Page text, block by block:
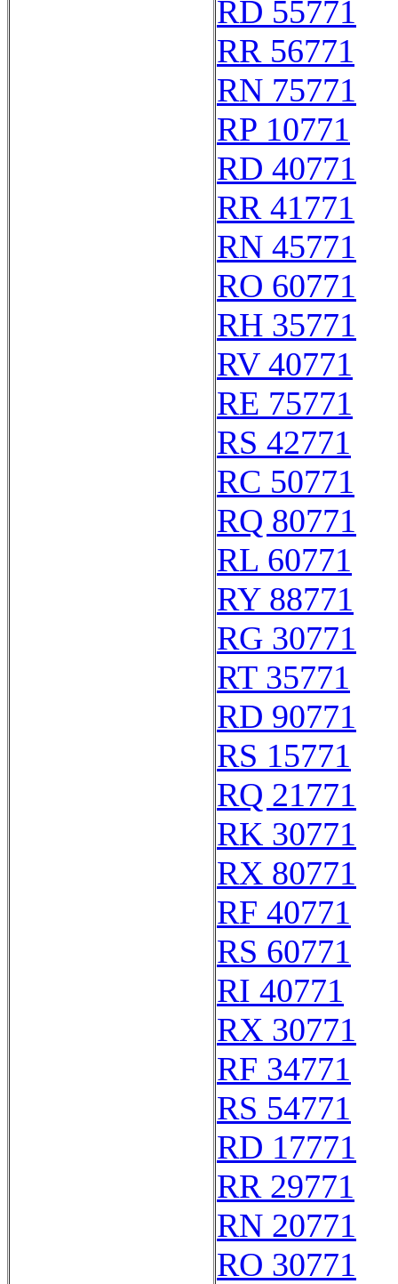
RD 55771
RR 56771
RN 75771
RP 10771
RD 40771
RR 41771
RN 45771
RO 60771
RH 35771
RV 40771
RE 75771
RS 42771
RC 50771
RQ 80771
RL 60771
RY 88771
RG 30771
RT 35771
RD 90771
RS 15771
RQ 21771
RK 30771
RX 80771
RF 40771
RS 60771
RI 40771
RX 30771
RF 34771
RS 54771
RD 17771
RR 29771
RN 20771
RO 30771